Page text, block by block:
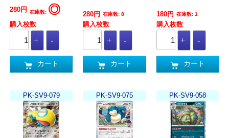
280円 在庫数: ◎
購入枚数
カート
280円 在庫数: 8
購入枚数
カート
180円 在庫数: 1
購入枚数
カート
PK-SV9-079 PK-SV9-075 PK-SV9-058